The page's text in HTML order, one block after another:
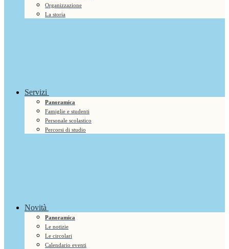
Organizzazione
La storia
Servizi
Panoramica
Famiglie e studenti
Personale scolastico
Percorsi di studio
Novità
Panoramica
Le notizie
Le circolari
Calendario eventi